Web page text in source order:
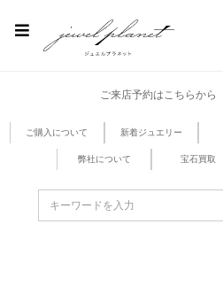
ご来店予約はこちらから
ご購入について 新着ジュエリー
弊社について 宝石買取